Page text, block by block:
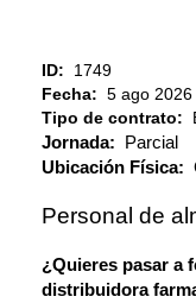
ID: 1749
Fecha: 5 ago 2026
Tipo de contrato:
Jornada: Parcial
Ubicación Física:
Personal de
¿Quieres pasar a
distribuidora